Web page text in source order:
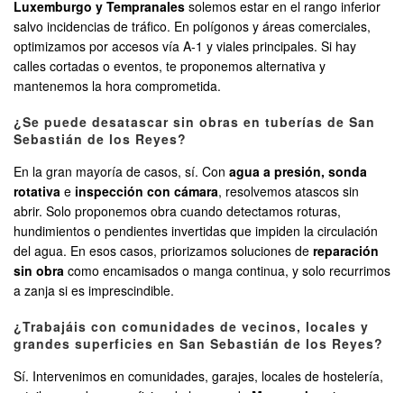
Luxemburgo y Tempranales solemos estar en el rango inferior
salvo incidencias de tráfico. En polígonos y áreas comerciales,
optimizamos por accesos vía A-1 y viales principales. Si hay
calles cortadas o eventos, te proponemos alternativa y
mantenemos la hora comprometida.
¿Se puede desatascar sin obras en tuberías de San
Sebastián de los Reyes?
En la gran mayoría de casos, sí. Con agua a presión, sonda
rotativa e inspección con cámara, resolvemos atascos sin
abrir. Solo proponemos obra cuando detectamos roturas,
hundimientos o pendientes invertidas que impiden la circulación
del agua. En esos casos, priorizamos soluciones de reparación
sin obra como encamisados o manga continua, y solo recurrimos
a zanja si es imprescindible.
¿Trabajáis con comunidades de vecinos, locales y
grandes superficies en San Sebastián de los Reyes?
Sí. Intervenimos en comunidades, garajes, locales de hostelería,